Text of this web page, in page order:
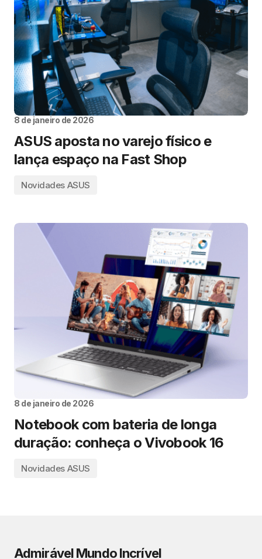
8 de janeiro de 2026
ASUS aposta no varejo físico e
lança espaço na Fast Shop
Novidades ASUS
8 de janeiro de 2026
Notebook com bateria de longa
duração: conheça o Vivobook 16
Novidades ASUS
Admirável Mundo Incrível